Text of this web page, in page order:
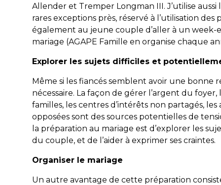
Allender et Tremper Longman III. J’utilise aussi
rares exceptions près, réservé à l’utilisation
également au jeune couple d’aller à un
mariage (AGAPE Famille en organise chaque
Explorer les sujets difficiles et
Même si les fiancés semblent avoir une bonne
nécessaire. La façon de gérer l’argent du
familles, les centres d’intérêts non partagés,
opposées sont des sources potentielles de
la préparation au mariage est d’explorer les
du couple, et de l’aider à exprimer ses craintes.
Organiser le mariage
Un autre avantage de cette préparation